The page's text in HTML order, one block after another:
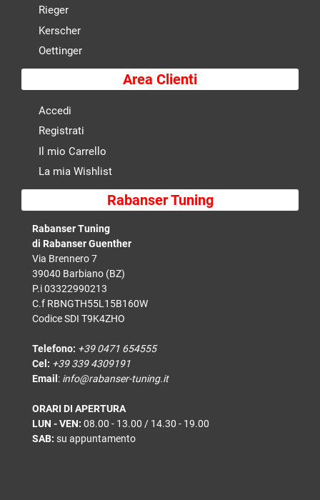
Rieger
Kerscher
Oettinger
Area Clienti
Accedi
Registrati
Il mio Carrello
La mia Wishlist
Rabanser Tuning
Rabanser Tuning
di Rabanser Guenther
Via Brennero 7
39040 Barbiano (BZ)
P.i 03322990213
C.f RBNGTH55L15B160W
Codice SDI T9K4ZHO
Telefono: +39 0471 654555
Cel: +39 339 4309191
Email: info@rabanser-tuning.it
ORARI DI APERTURA
LUN - VEN: 08.00 - 13.00 / 14.30 - 19.00
SAB: su appuntamento